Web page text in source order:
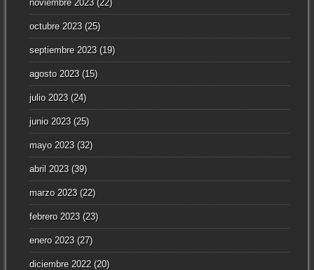
noviembre 2023(22)
octubre 2023(25)
septiembre 2023(19)
agosto 2023(15)
julio 2023(24)
junio 2023(25)
mayo 2023(32)
abril 2023(39)
marzo 2023(22)
febrero 2023(23)
enero 2023(27)
diciembre 2022(20)